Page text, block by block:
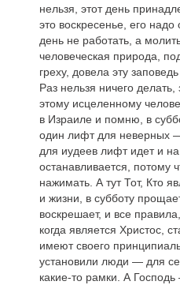
нельзя, этот день
это воскресенье, его
день не работать, а
человеческая природа,
греху, довела эту
Раз нельзя ничего
этому исцеленному
в Израиле и помню, в
один лифт для неверных
для иудеев лифт идет и
останавливается, потому
нажимать. А тут Тот, Кто
и жизни, в субботу
воскрешает, и все
когда является Христос,
имеют своего
установили люди — для
какие-то рамки. А